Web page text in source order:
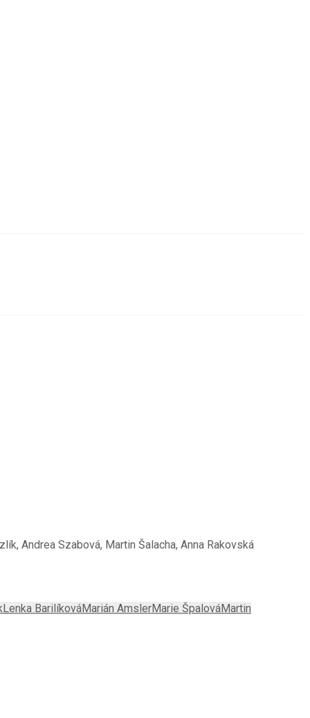
Andrea Szabová, Martin Šalacha, Anna Rakovská
Lenka BarilíkováMarián AmslerMarie ŠpalováMartin